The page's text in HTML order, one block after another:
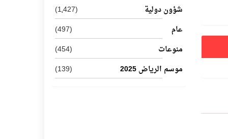
شؤون دولية
(1٬427)
عام
(497)
منوعات
(454)
موسم الرياض 2025
(139)